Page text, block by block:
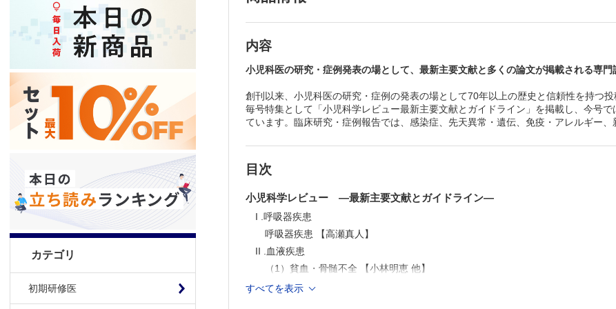
カテゴリ
初期研修医
・心臓手術を含む外科的治療介入を行った13トリソミーの
・蛋白漏出性胃腸症を合併したIgA血管炎の１例
・出生後も甲状腺ホルモン補充が必要となった胎児甲状腺
腺機能低下症の1例
血液・腫瘍
消化器・栄養
・救急
内容
小児科医の研究・症例発表の場として、最新主要文献と多くの論文が掲載される専門
創刊以来、小児科医の研究・症例の発表の場として70年以上の歴史と信頼性を持つ投
毎号特集として「小児科学レビュー最新主要文献とガイドライン」を掲載し、今号
ています。臨床研究・症例報告では、感染症、先天異常・遺伝、免疫・アレルギー、
目次
小児科学レビュー —最新主要文献とガイドライン—
I .呼吸器疾患
呼吸器疾患 【高瀬真人】
II .血液疾患
（1）貧血・骨髄不全 【小林明恵 他】
（2）造血器腫瘍 【安部樹太朗】
すべてを表示